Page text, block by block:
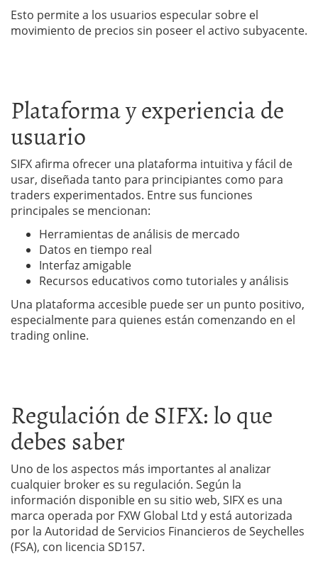
Esto permite a los usuarios especular sobre el
movimiento de precios sin poseer el activo subyacente.
Plataforma y experiencia de
usuario
SIFX afirma ofrecer una plataforma intuitiva y fácil de
usar, diseñada tanto para principiantes como para
traders experimentados. Entre sus funciones
principales se mencionan:
Herramientas de análisis de mercado
Datos en tiempo real
Interfaz amigable
Recursos educativos como tutoriales y análisis
Una plataforma accesible puede ser un punto positivo,
especialmente para quienes están comenzando en el
trading online.
Regulación de SIFX: lo que
debes saber
Uno de los aspectos más importantes al analizar
cualquier broker es su regulación. Según la
información disponible en su sitio web, SIFX es una
marca operada por FXW Global Ltd y está autorizada
por la Autoridad de Servicios Financieros de Seychelles
(FSA), con licencia SD157.